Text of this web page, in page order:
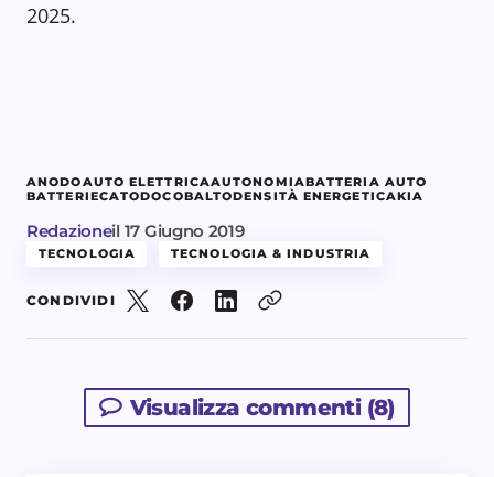
2025.
ANODOAUTO ELETTRICAAUTONOMIABATTERIA AUTO
BATTERIECATODOCOBALTODENSITÀ ENERGETICAKIA
Redazioneil 17 Giugno 2019
TECNOLOGIA TECNOLOGIA & INDUSTRIA
CONDIVIDI
Visualizza commenti (8)